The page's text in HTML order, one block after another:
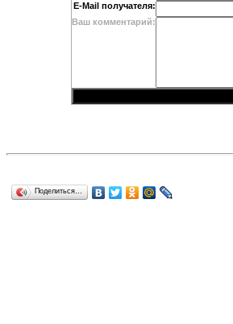
E-Mail получателя:
Ваш комментарий:
Поделиться…